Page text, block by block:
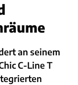
an seinem
C-Line T